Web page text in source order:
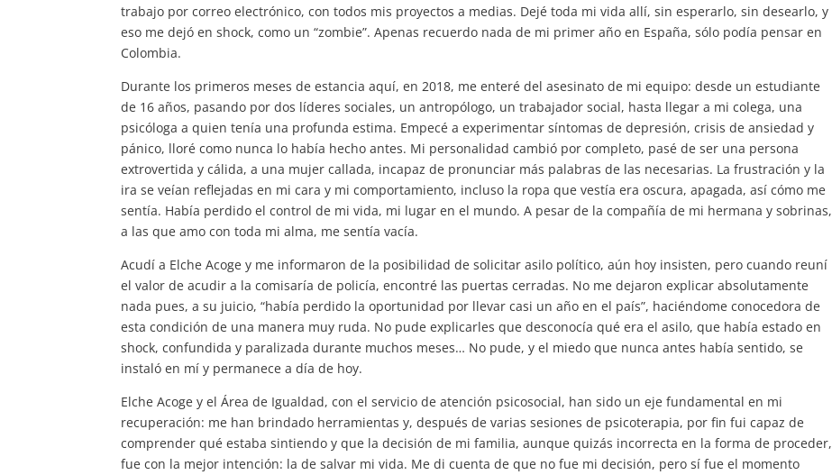
trabajo por correo electrónico, con todos mis proyectos a medias. Dejé toda mi vida allí, sin esperarlo, sin desearlo, y
eso me dejó en shock, como un “zombie”. Apenas recuerdo nada de mi primer año en España, sólo podía pensar en
Colombia.
Durante los primeros meses de estancia aquí, en 2018, me enteré del asesinato de mi equipo: desde un estudiante
de 16 años, pasando por dos líderes sociales, un antropólogo, un trabajador social, hasta llegar a mi colega, una
psicóloga a quien tenía una profunda estima. Empecé a experimentar síntomas de depresión, crisis de ansiedad y
pánico, lloré como nunca lo había hecho antes. Mi personalidad cambió por completo, pasé de ser una persona
extrovertida y cálida, a una mujer callada, incapaz de pronunciar más palabras de las necesarias. La frustración y la
ira se veían reflejadas en mi cara y mi comportamiento, incluso la ropa que vestía era oscura, apagada, así cómo me
sentía. Había perdido el control de mi vida, mi lugar en el mundo. A pesar de la compañía de mi hermana y sobrinas,
a las que amo con toda mi alma, me sentía vacía.
Acudí a Elche Acoge y me informaron de la posibilidad de solicitar asilo político, aún hoy insisten, pero cuando reuní
el valor de acudir a la comisaría de policía, encontré las puertas cerradas. No me dejaron explicar absolutamente
nada pues, a su juicio, “había perdido la oportunidad por llevar casi un año en el país”, haciéndome conocedora de
esta condición de una manera muy ruda. No pude explicarles que desconocía qué era el asilo, que había estado en
shock, confundida y paralizada durante muchos meses… No pude, y el miedo que nunca antes había sentido, se
instaló en mí y permanece a día de hoy.
Elche Acoge y el Área de Igualdad, con el servicio de atención psicosocial, han sido un eje fundamental en mi
recuperación: me han brindado herramientas y, después de varias sesiones de psicoterapia, por fin fui capaz de
comprender qué estaba sintiendo y que la decisión de mi familia, aunque quizás incorrecta en la forma de proceder,
fue con la mejor intención: la de salvar mi vida. Me di cuenta de que no fue mi decisión, pero sí fue el momento